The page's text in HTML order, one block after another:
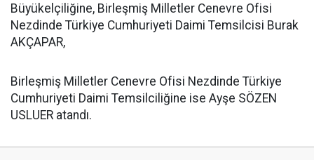
Büyükelçiliğine, Birleşmiş Milletler Cenevre Ofisi
Nezdinde Türkiye Cumhuriyeti Daimi Temsilcisi Burak
AKÇAPAR,
​Birleşmiş Milletler Cenevre Ofisi Nezdinde Türkiye
Cumhuriyeti Daimi Temsilciliğine ise Ayşe SÖZEN
USLUER atandı.